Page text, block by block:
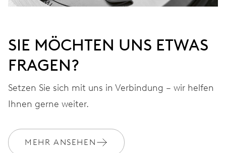
SIE MÖCHTEN UNS ETWAS
FRAGEN?
Setzen Sie sich mit uns in Verbindung – wir helfen
Ihnen gerne weiter.
MEHR ANSEHEN